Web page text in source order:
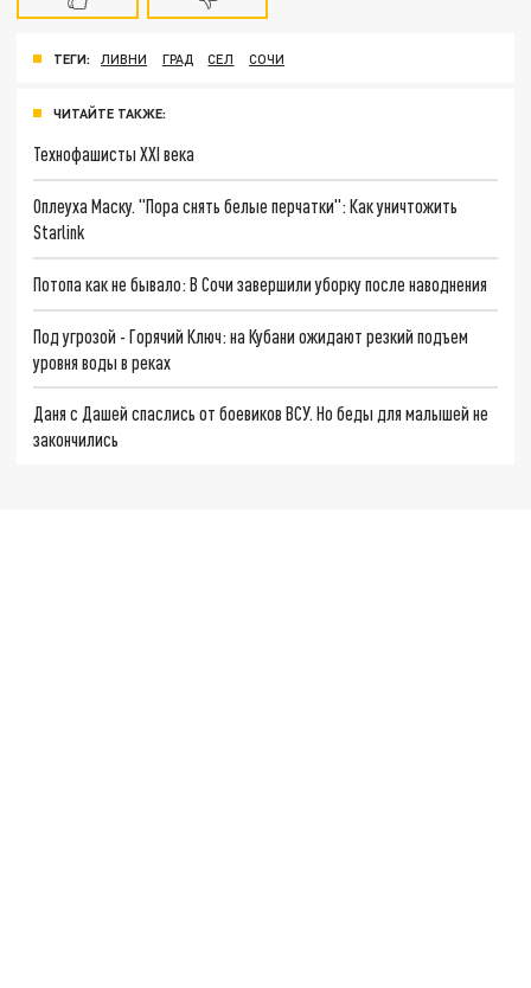
ТЕГИ: ЛИВНИ ГРАД СЕЛ СОЧИ
ЧИТАЙТЕ ТАКЖЕ:
Технофашисты XXI века
Оплеуха Маску. "Пора снять белые перчатки": Как уничтожить
Starlink
Потопа как не бывало: В Сочи завершили уборку после наводнения
Под угрозой - Горячий Ключ: на Кубани ожидают резкий подъем
уровня воды в реках
Даня с Дашей спаслись от боевиков ВСУ. Но беды для малышей не
закончились